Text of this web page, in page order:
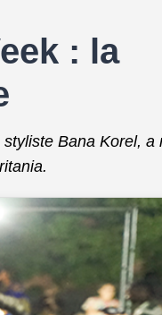
: la
Bana Korel, a